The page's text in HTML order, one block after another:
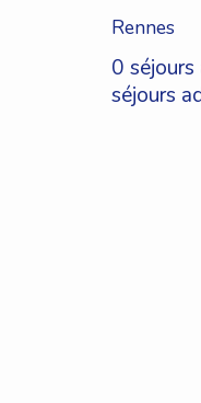
Rennes
0
séjours